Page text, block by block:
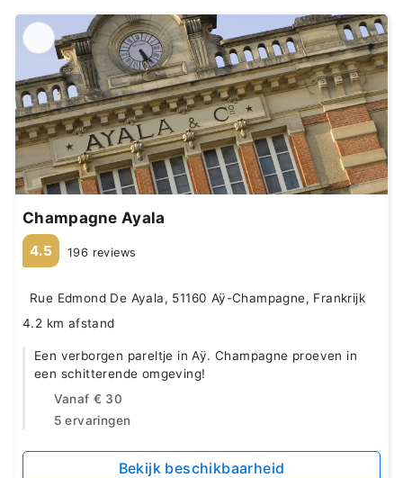
Champagne Ayala
4.5 196 reviews
Rue Edmond De Ayala, 51160 Aÿ-Champagne, Frankrijk
4.2 km afstand
Een verborgen pareltje in Aÿ. Champagne proeven in
een schitterende omgeving!
Vanaf € 30
5 ervaringen
Bekijk beschikbaarheid